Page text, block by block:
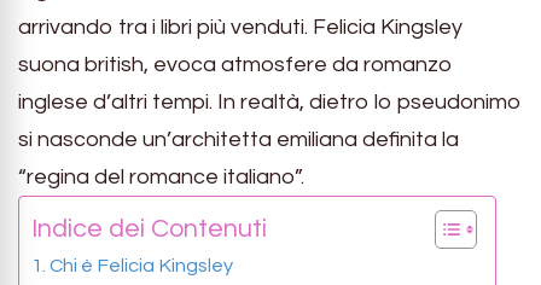
arrivando tra i libri più venduti. Felicia Kingsley
suona british, evoca atmosfere da romanzo
inglese d’altri tempi. In realtà, dietro lo pseudonimo
si nasconde un’architetta emiliana definita la
“regina del romance italiano”.
Indice dei Contenuti
Chi è Felicia Kingsley